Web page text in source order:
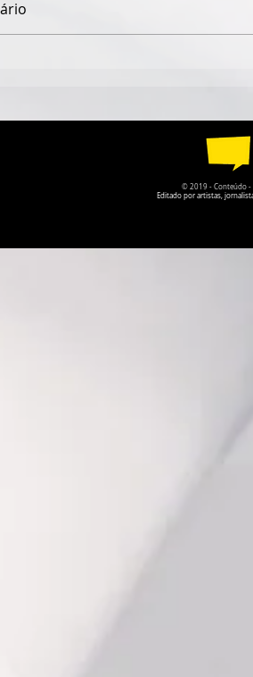
O
© 2019 - Conteúdo -
Editado por artistas,